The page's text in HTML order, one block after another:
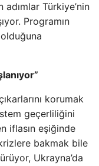
Türkiye’nin
Programın
korumak
geçerliliğini
iflasın eşiğinde
bakmak bile
Ukrayna’da